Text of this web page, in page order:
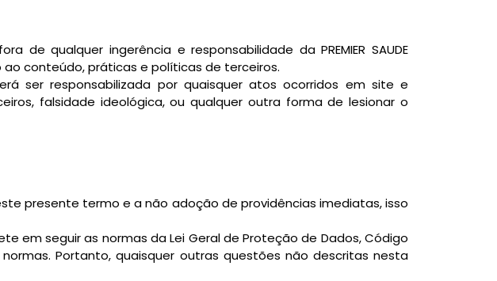
qualquer ingerência e responsabilidade da PREMIER SAUDE
ao conteúdo, práticas e políticas de terceiros.
poderá ser responsabilizada por quaisquer atos ocorridos em site e
falsidade ideológica, ou qualquer outra forma de lesionar o
presente termo e a não adoção de providências imediatas, isso
em seguir as normas da Lei Geral de Proteção de Dados, Código
Portanto, quaisquer outras questões não descritas nesta